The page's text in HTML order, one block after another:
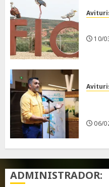
10/
06/
ADMINISTRADOR: